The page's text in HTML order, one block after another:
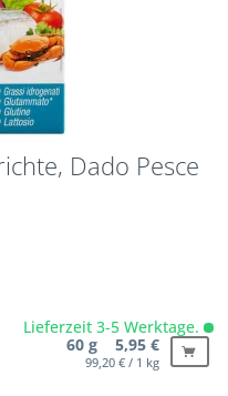
Dado Pesce
Lieferzeit 3-5 Werktage.
60 g 5,95 €
99,20 € / 1 kg